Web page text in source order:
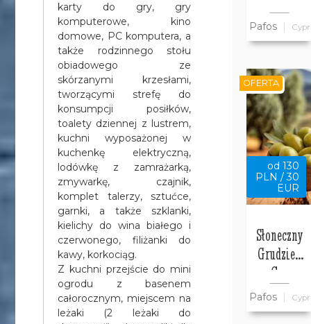
karty do gry, gry
komputerowe, kino
domowe, PC komputera, a
także rodzinnego stołu
obiadowego ze
skórzanymi krzesłami,
tworzącymi strefę do
konsumpcji posiłków,
toalety dziennej z lustrem,
kuchni wyposażonej w
kuchenkę elektryczną,
lodówkę z zamrażarką,
zmywarkę, czajnik,
komplet talerzy, sztućce,
garnki, a także szklanki,
kielichy do wina białego i
czerwonego, filiżanki do
kawy, korkociąg.
Z kuchni przejście do mini
ogrodu z basenem
całorocznym, miejscem na
leżaki (2 leżaki do
Bajeczny
Cypr
Pafos Cypr
od 130
PLN / 30
EUR
Słoneczny
Grudzień
na Cyprze
w Pafos w
Willi
Pafos Cypr
OFERTA